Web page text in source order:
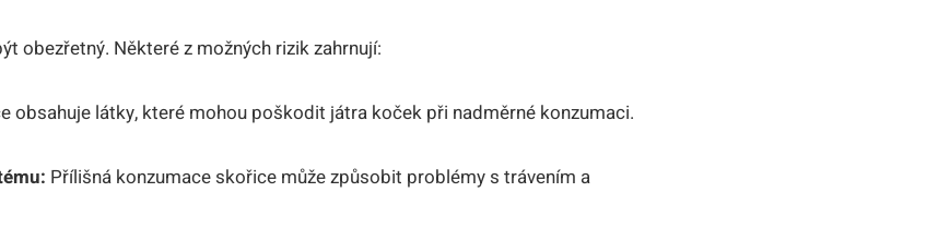
obezřetný. Některé z možných rizik zahrnují:
obsahuje látky, které mohou poškodit játra koček při nadměrné konzumaci.
Přílišná konzumace skořice může způsobit problémy s trávením a